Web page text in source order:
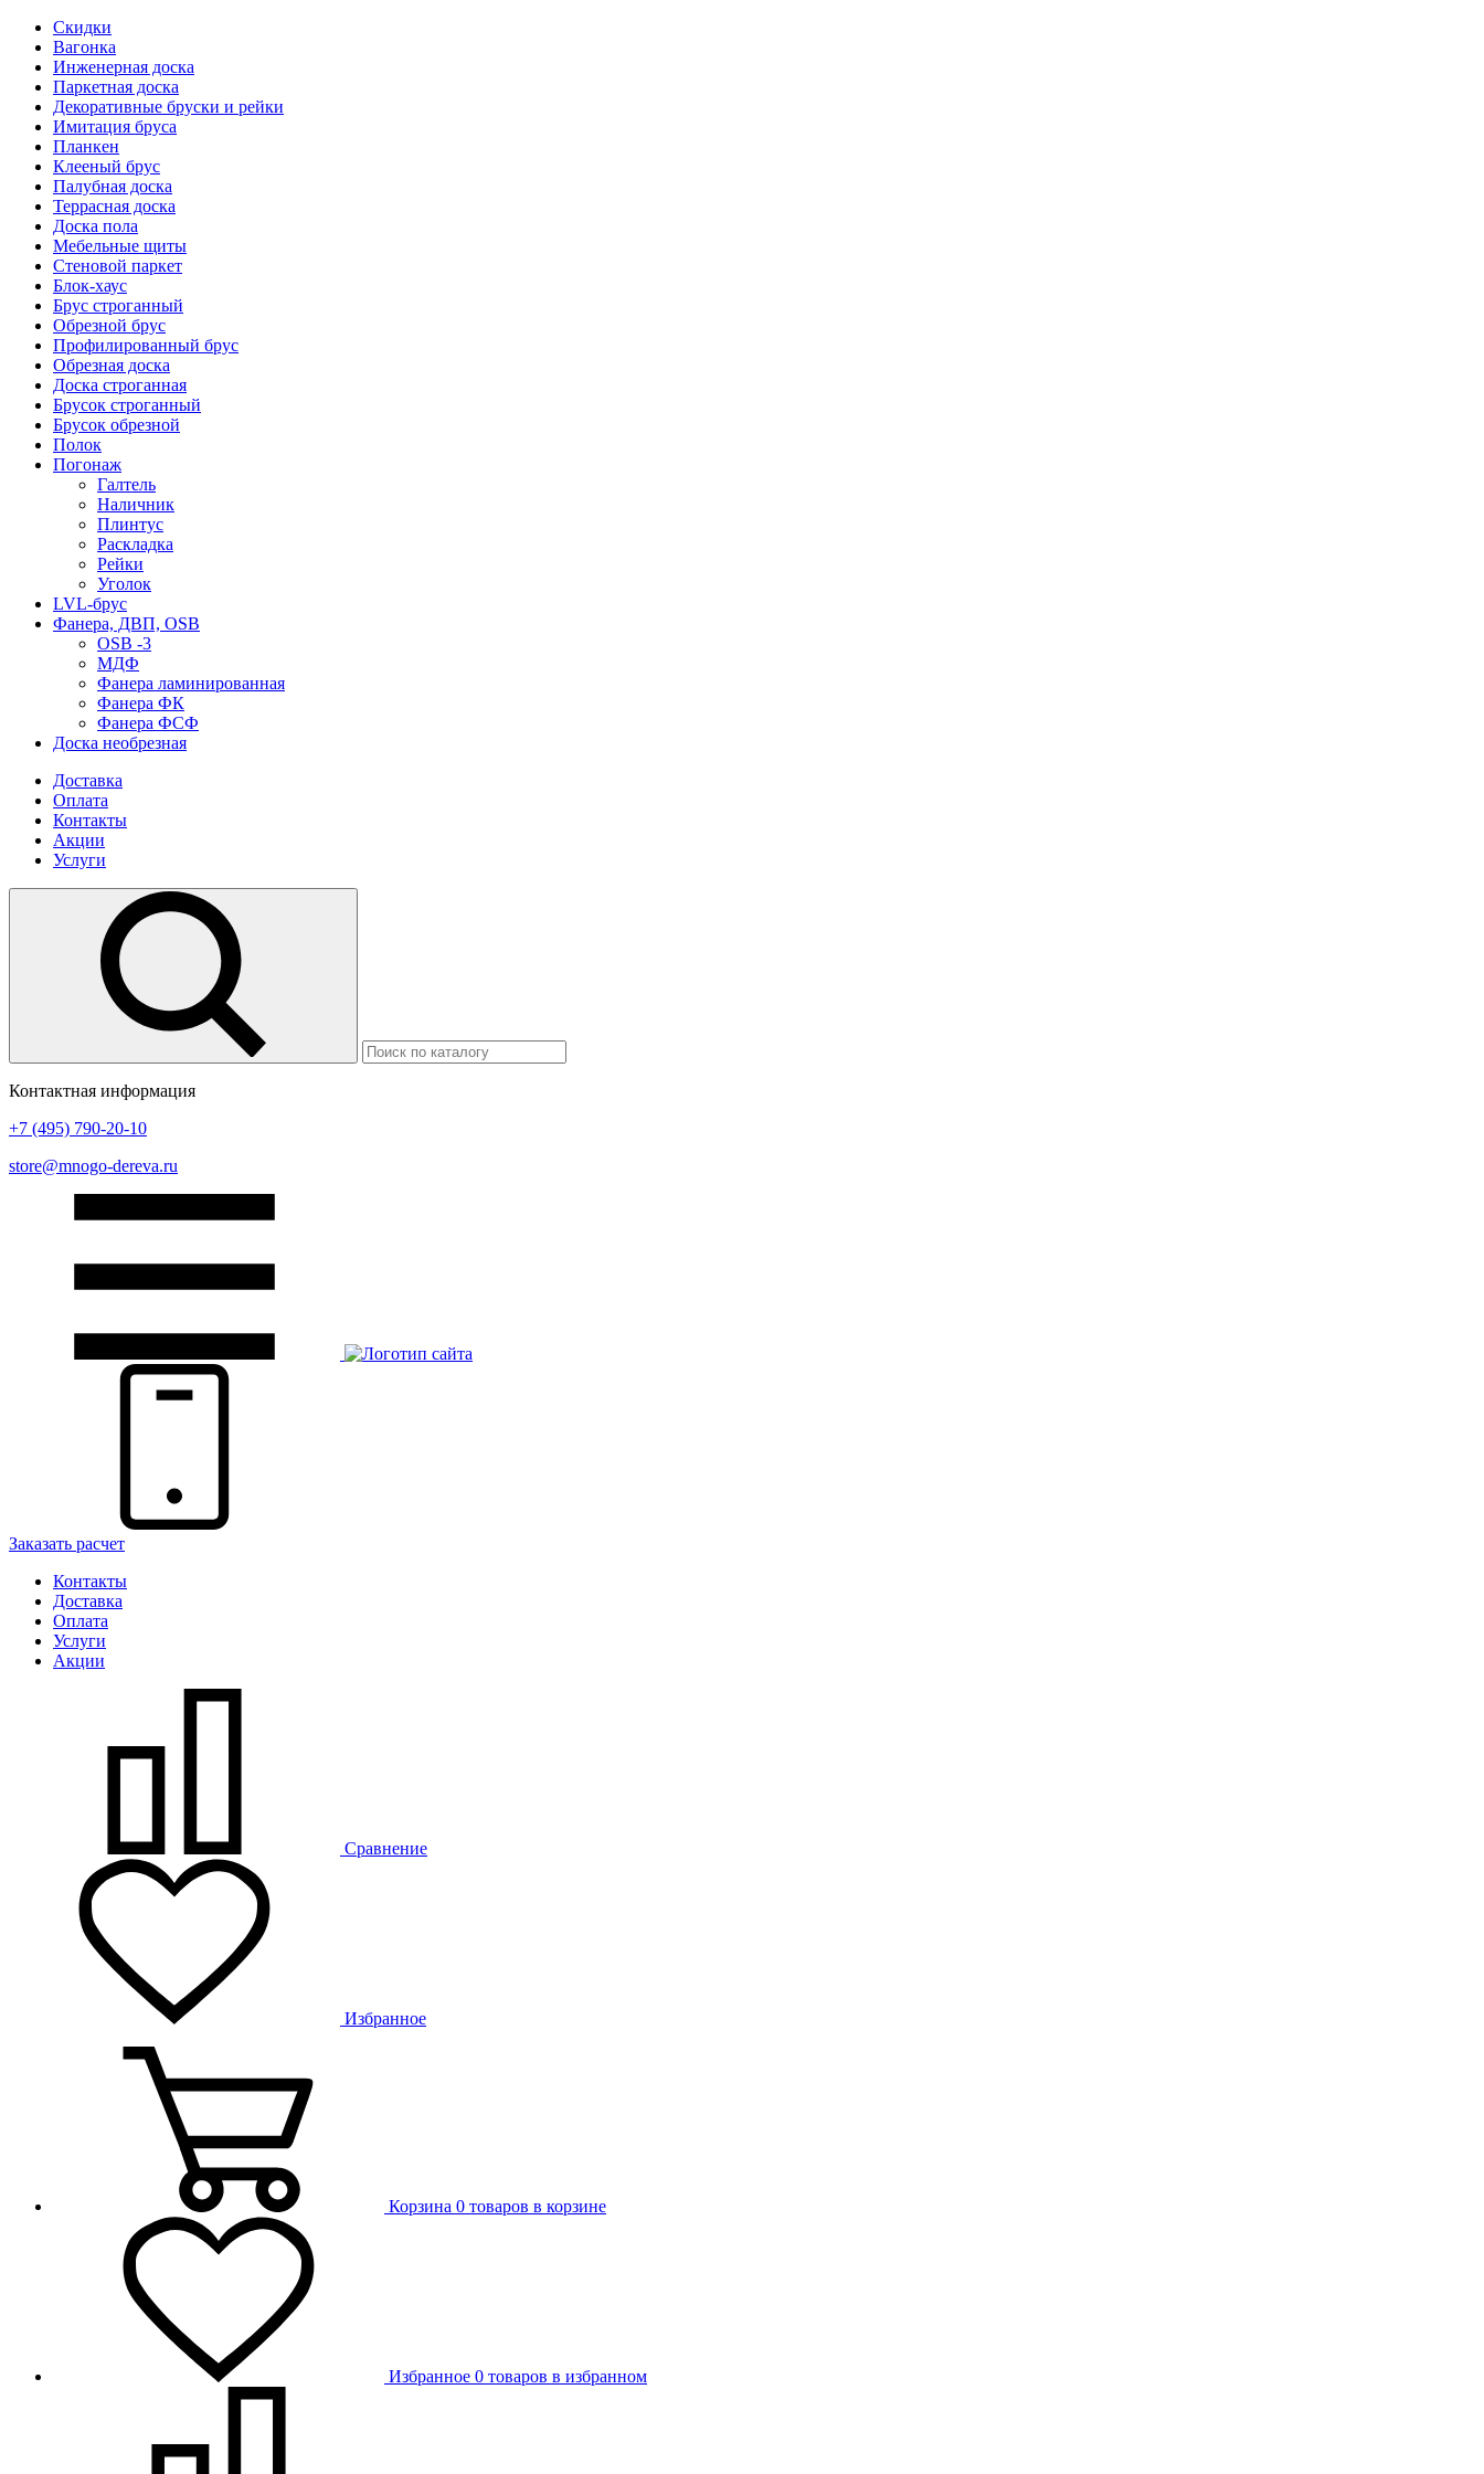
Скидки
Вагонка
Инженерная доска
Паркетная доска
Декоративные бруски и рейки
Имитация бруса
Планкен
Клееный брус
Палубная доска
Террасная доска
Доска пола
Мебельные щиты
Стеновой паркет
Блок-хаус
Брус строганный
Обрезной брус
Профилированный брус
Обрезная доска
Доска строганная
Брусок строганный
Брусок обрезной
Полок
Погонаж
Галтель
Наличник
Плинтус
Раскладка
Рейки
Уголок
LVL-брус
Фанера, ДВП, OSB
OSB -3
МДФ
Фанера ламинированная
Фанера ФК
Фанера ФСФ
Доска необрезная
Доставка
Оплата
Контакты
Акции
Услуги
Контактная информация
+7 (495) 790-20-10
store@mnogo-dereva.ru
Заказать расчет
Контакты
Доставка
Оплата
Услуги
Акции
Сравнение
Избранное
Корзина 0 товаров в корзине
Избранное 0 товаров в избранном